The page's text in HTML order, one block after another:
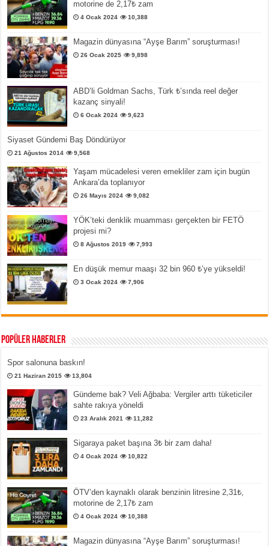
motorine de 2,17₺ zam
4 Ocak 2024 10,388
Magazin dünyasına “Ayşe Barım” soruşturması!
26 Ocak 2025 9,898
ABD’li Goldman Sachs, Türk ₺’sında reel değer
kazanç sinyali!
6 Ocak 2024 9,623
Siyaset Gündemi Baş Döndürüyor
21 Ağustos 2014 9,568
Yaşam mücadelesi veren emekliler zam için bugün
Ankara’da toplanıyor
26 Mayıs 2024 9,082
YÖK’teki denklik muamması gerçekten bir FETÖ
projesi mi?
8 Ağustos 2019 7,993
En düşük memur maaşı 32 bin 960 ₺’ye yükseldi!
3 Ocak 2024 7,906
Popüler Haberler
Spor salonuna baskın!
21 Haziran 2015 13,804
Gündeme bak? Veli Ağbaba: Vergiler arttı tüketiciler
sahte rakıya yöneldi
23 Aralık 2021 11,282
Sigaraya paket başına 3₺ bir zam daha!
4 Ocak 2024 10,822
ÖTV’den kaynaklı olarak benzinin litresine 2,31₺,
motorine de 2,17₺ zam
4 Ocak 2024 10,388
Magazin dünyasına “Ayşe Barım” soruşturması!